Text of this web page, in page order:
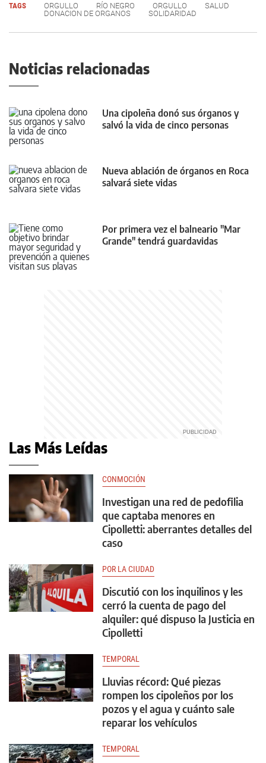
TAGS ORGULLO RÍO NEGRO ORGULLO
SALUD
DONACION DE ORGANOS
SOLIDARIDAD
Noticias relacionadas
Una cipoleña donó sus órganos y
salvó la vida de cinco personas
Nueva ablación de órganos en Roca
salvará siete vidas
Por primera vez el balneario "Mar
Grande" tendrá guardavidas
Las Más Leídas
CONMOCIÓN
Investigan una red de pedofilia
que captaba menores en
Cipolletti: aberrantes detalles del
caso
POR LA CIUDAD
Discutió con los inquilinos y les
cerró la cuenta de pago del
alquiler: qué dispuso la Justicia en
Cipolletti
TEMPORAL
Lluvias récord: Qué piezas
rompen los cipoleños por los
pozos y el agua y cuánto sale
reparar los vehículos
TEMPORAL